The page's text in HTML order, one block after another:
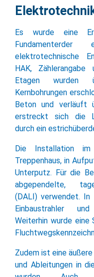
Es wurde eine
elektrotechnische
HAK, Zählerangabe
Etagen wurden
Kernbohrungen
Beton und verläuft
erstreckt sich die
durch ein
Die Installation
Treppenhaus, in
Unterputz. Für die
abgependelte,
(DALI) verwendet. In
Einbaustrahler
Weiterhin wurde eine
Zudem ist eine
und Ableitungen in